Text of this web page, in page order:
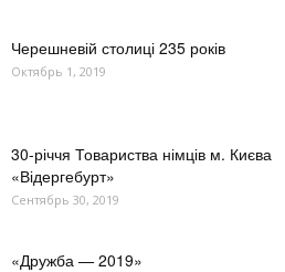
Черешневій столиці 235 років
Октябрь 1, 2019
30-річчя Товариства німців м. Києва
«Відергебурт»
Сентябрь 30, 2019
«Дружба — 2019»